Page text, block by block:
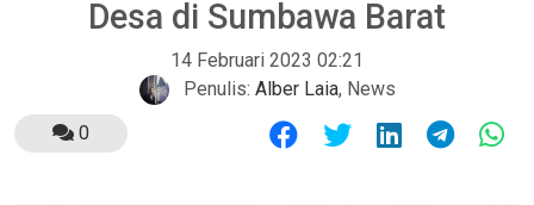
Desa di Sumbawa Barat
14 Februari 2023 02:21
Penulis: Alber Laia, News
0